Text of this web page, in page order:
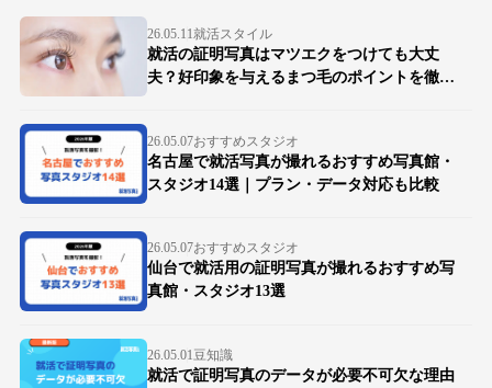
26.05.11就活スタイル
就活の証明写真はマツエクをつけても大丈
夫？好印象を与えるまつ毛のポイントを徹底
26.05.07おすすめスタジオ
名古屋で就活写真が撮れるおすすめ写真館・
スタジオ14選｜プラン・データ対応も比較
26.05.07おすすめスタジオ
仙台で就活用の証明写真が撮れるおすすめ写
真館・スタジオ13選
26.05.01豆知識
就活で証明写真のデータが必要不可欠な理由